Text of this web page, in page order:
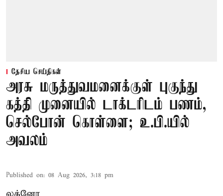
தேசிய செய்திகள்
அரசு மருத்துவமனைக்குள் புகுந்து
கத்தி முனையில் டாக்டரிடம் பணம்,
செல்போன் கொள்ளை; உ.பி.யில்
அவலம்
Published on: 08 Aug 2026, 3:18 pm
லக்னோ